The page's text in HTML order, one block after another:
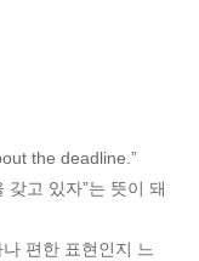
the deadline.”
갖고 있자”는 뜻이 돼
나 편한 표현인지 느